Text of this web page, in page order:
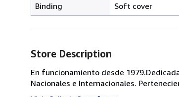
Binding
Soft cover
Store Description
En funcionamiento desde
Nacionales e Internacionales.